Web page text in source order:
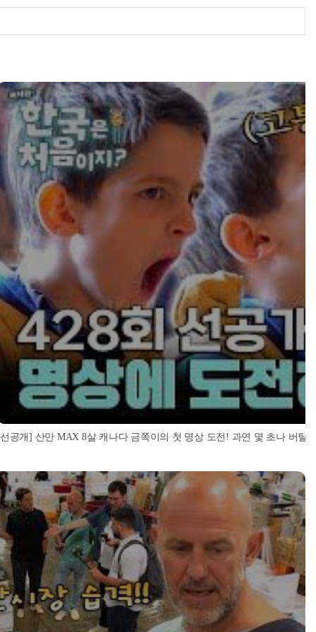
공개] 산만 MAX 8살 캐나다 금쪽이의 첫 명상 도전! 과연 몇 초나 버틸